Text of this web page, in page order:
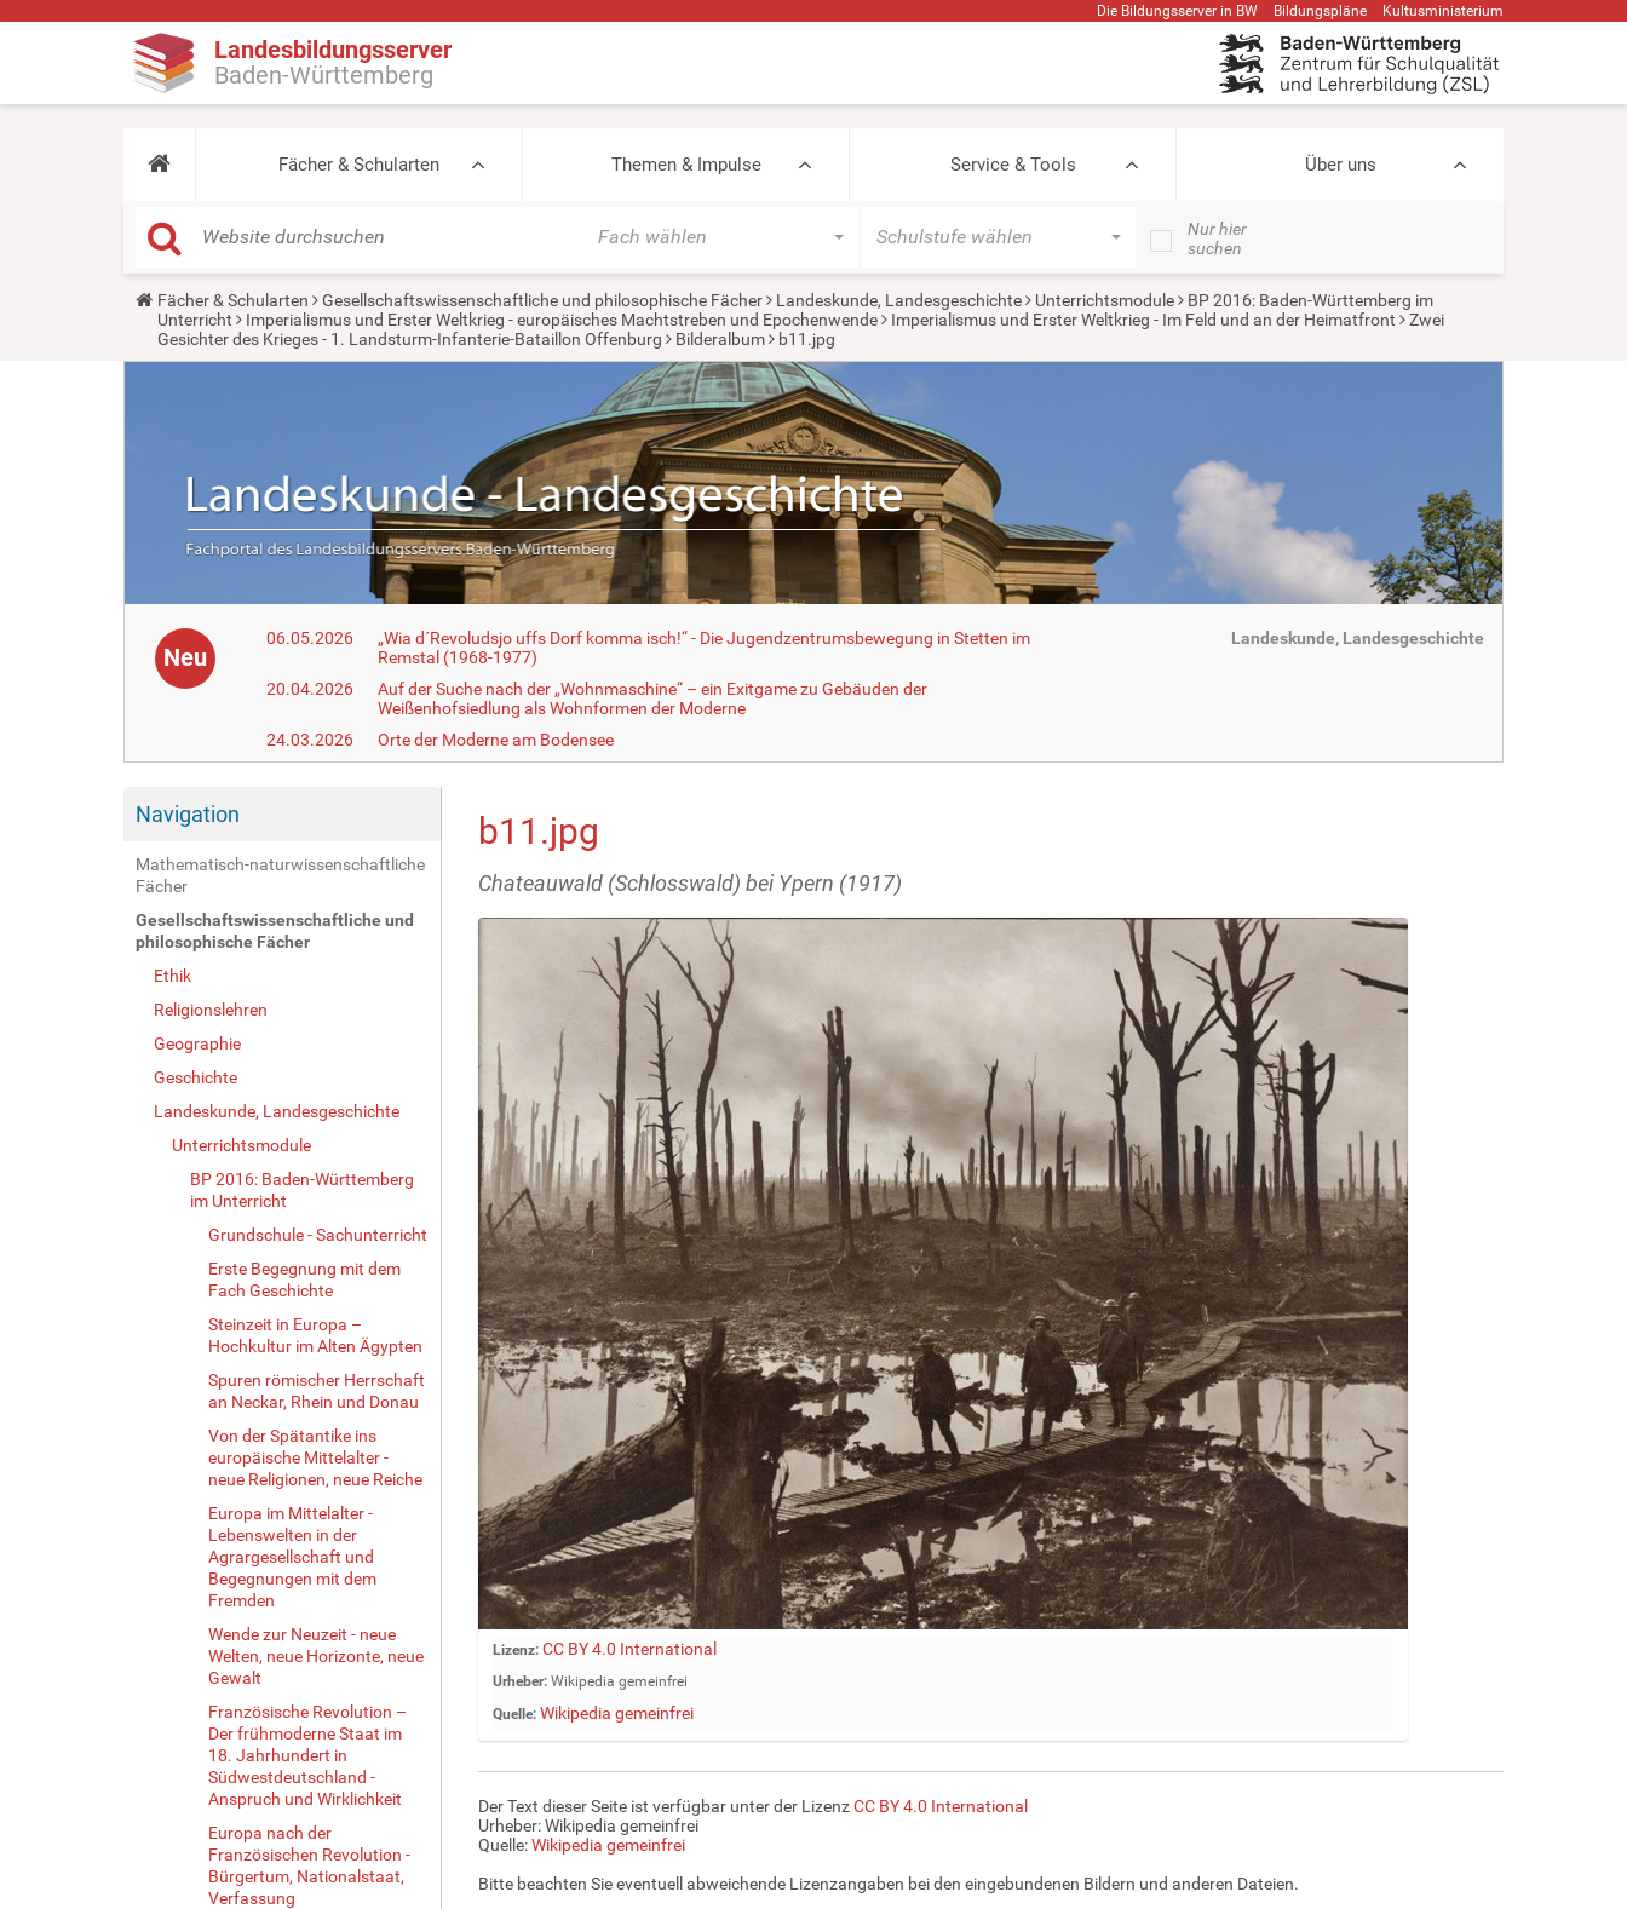
Die Bildungsserver in BW Bildungspläne Kultusministerium
Landesbildungsserver
Baden-Württemberg
Fächer & Schularten Themen & Impulse Service & Tools Über uns
Fach wählen Schulstufe wählen
Nur hier
suchen
Y
a
Fächer & Schularten Gesellschaftswissenschaftliche und philosophische Fächer Landeskunde, Landesgeschichte Unterrichtsmodule
BP 2016: Baden-Württemberg im
Unterricht
Imperialismus und Erster Weltkrieg - europäisches Machtstreben und Epochenwende Imperialismus und Erster Weltkrieg - Im Feld und an der Heimatfront
Zwei
Gesichter des Krieges - 1. Landsturm-Infanterie-Bataillon Offenburg
Bilderalbum b11.jpg
Neu
06.05.2026
„Wia d´Revoludsjo uffs Dorf komma isch!“ - Die Jugendzentrumsbewegung in Stetten im
Remstal (1968-1977)
20.04.2026
Auf der Suche nach der „Wohnmaschine“ – ein Exitgame zu Gebäuden der
Weißenhofsiedlung als Wohnformen der Moderne
24.03.2026
Orte der Moderne am Bodensee
Landeskunde, Landesgeschichte
Navigation
Mathematisch-naturwissenschaftliche
Fächer
Gesellschaftswissenschaftliche und
philosophische Fächer
Ethik
Religionslehren
Geographie
Geschichte
Landeskunde, Landesgeschichte
Unterrichtsmodule
BP 2016: Baden-Württemberg
im Unterricht
Grundschule - Sachunterricht
Erste Begegnung mit dem
Fach Geschichte
Steinzeit in Europa –
Hochkultur im Alten Ägypten
Spuren römischer Herrschaft
an Neckar, Rhein und Donau
Von der Spätantike ins
europäische Mittelalter -
neue Religionen, neue Reiche
Europa im Mittelalter -
Lebenswelten in der
Agrargesellschaft und
Begegnungen mit dem
Fremden
Wende zur Neuzeit - neue
Welten, neue Horizonte, neue
Gewalt
Französische Revolution –
Der frühmoderne Staat im
18. Jahrhundert in
Südwestdeutschland -
Anspruch und Wirklichkeit
Europa nach der
Französischen Revolution -
Bürgertum, Nationalstaat,
Verfassung
b11.jpg
Chateauwald (Schlosswald) bei Ypern (1917)
Z
g
e
B
l
d
n
Lizenz: CC BY 4.0 International
Urheber:Wikipedia gemeinfrei
Quelle: Wikipedia gemeinfrei
Der Text dieser Seite ist verfügbar unter der LizenzCC BY 4.0 International
Urheber: Wikipedia gemeinfrei
Quelle:Wikipedia gemeinfrei
Bitte beachten Sie eventuell abweichende Lizenzangaben bei den eingebundenen Bildern und anderen Dateien.